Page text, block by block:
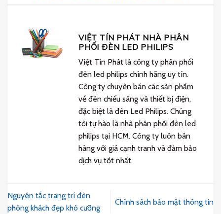
VIỆT TÍN PHÁT NHÀ PHÂN
PHỐI ĐÈN LED PHILIPS
Việt Tín Phát là công ty phân phối
đèn led philips chính hãng uy tín.
Công ty chuyên bán các sản phẩm
về đèn chiếu sáng và thiết bị điện,
đặc biệt là đèn Led Philips. Chúng
tôi tự hào là nhà phân phối đèn led
philips tại HCM. Công ty luôn bán
hàng với giá cạnh tranh và đảm bảo
dịch vụ tốt nhất.
Nguyên tắc trang trí đèn
phòng khách đẹp khó cưỡng
Chính sách bảo mật thông tin